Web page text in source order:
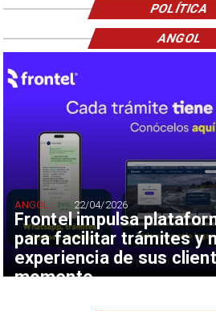
POLÍTICA
Frontel impulsa
para facilitar trámites y
experiencia de sus
momento
ANGOL 22/04/2026
ANGOL